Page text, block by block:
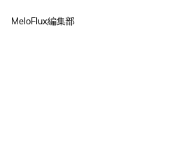
MeloFlux編集部